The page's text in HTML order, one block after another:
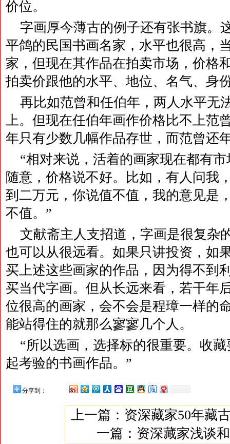
价位。
字画厚今薄古的例子还有张书旗。
平鸽的民国书画名家，水平也很高，
家，但现在其作品在拍卖市场，价格
拍卖价跟他的水平、地位、名气、身
再比如范曾和任伯年，两人水平无
上。但现在任伯年画作价格比不上范
年只有少数几幅作品存世，而范曾还
“相对来说，活着的画家现在都有
随意，价格说不好。比如，有人问我
到二万元，你说值不值，我的意见是
不值。”
文献斋主人支招道，字画是很复杂
也可以从很远看。如果只讲投资，如
买上述这些画家的作品，因为得不到
买当代字画。但从长远来看，若干年
位很高的画家，会不会是程璋一样的
能站得住的就那么寥寥几个人。
“所以选画，选择标的很重要。收
起考验的书画作品。”
分享到：
上一篇： 资深藏家50年藏
一篇： 资深藏家浅谈